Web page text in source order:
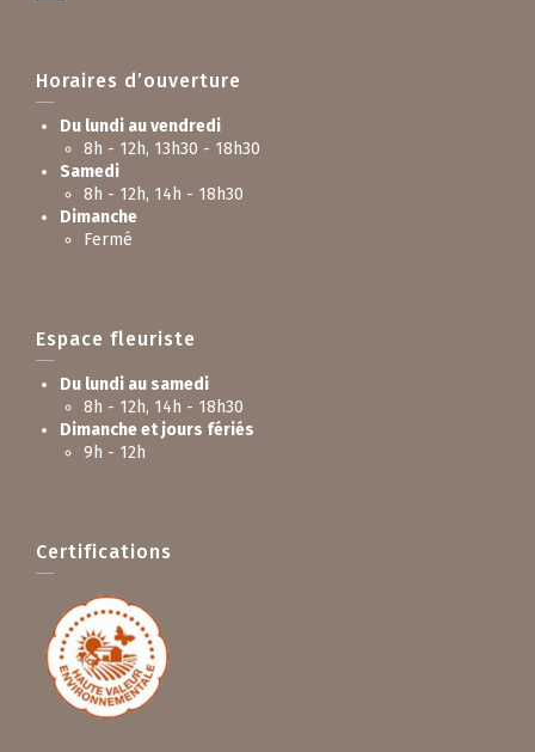
Horaires d’ouverture
Du lundi au vendredi
8h - 12h, 13h30 - 18h30
Samedi
8h - 12h, 14h - 18h30
Dimanche
Fermé
Espace fleuriste
Du lundi au samedi
8h - 12h, 14h - 18h30
Dimanche et jours fériés
9h - 12h
Certifications